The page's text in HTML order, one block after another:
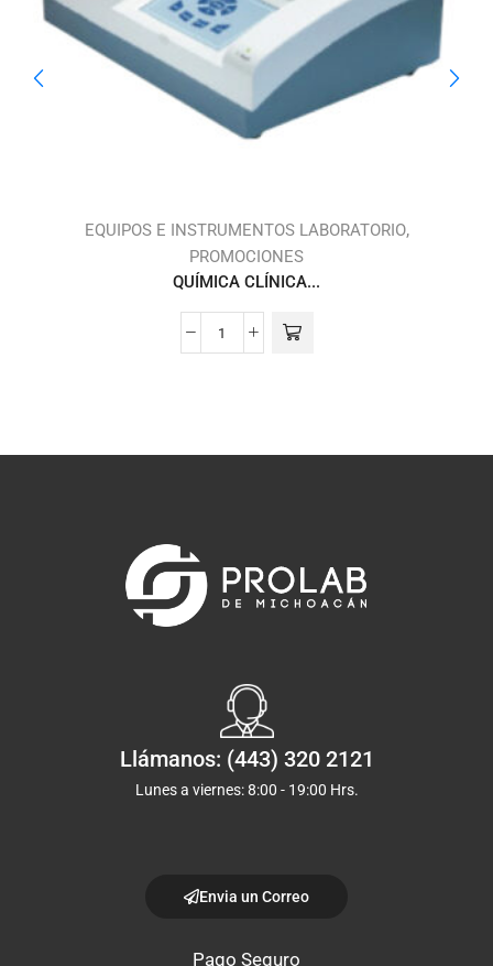
EQUIPOS E INSTRUMENTOS LABORATORIO,
PROMOCIONES
QUÍMICA CLÍNICA...
Llámanos: (443) 320 2121
Lunes a viernes: 8:00 - 19:00 Hrs.
Envia un Correo
Pago Seguro